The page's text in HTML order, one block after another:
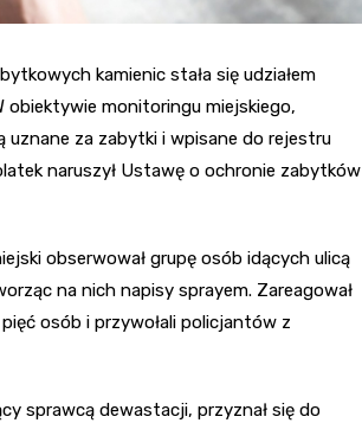
kamienic stała się udziałem
obiektywie monitoringu miejskiego,
uznane za zabytki i wpisane do rejestru
naruszył Ustawę o ochronie zabytków
obserwował grupę osób idących ulicą
na nich napisy sprayem. Zareagował
osób i przywołali policjantów z
sprawcą dewastacji, przyznał się do